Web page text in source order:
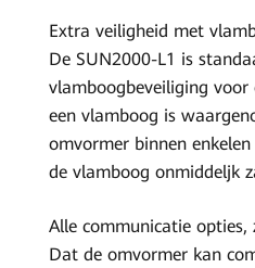
Extra veiligheid met
De SUN2000-L1 is
vlamboogbeveiliging
een vlamboog is
omvormer binnen
de vlamboog onmiddeljk
Alle communicatie opties,
Dat de omvormer kan